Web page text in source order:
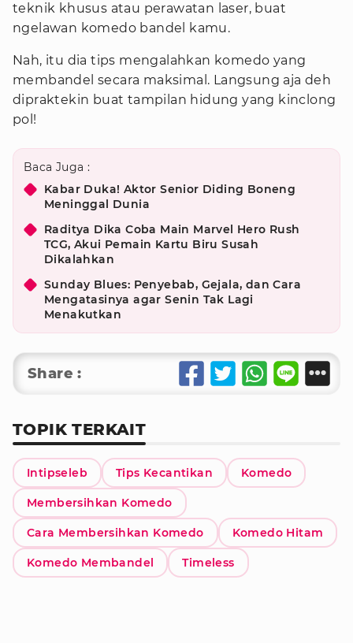
teknik khusus atau perawatan laser, buat
ngelawan komedo bandel kamu.
Nah, itu dia tips mengalahkan komedo yang
membandel secara maksimal. Langsung aja deh
dipraktekin buat tampilan hidung yang kinclong
pol!
Baca Juga :
Kabar Duka! Aktor Senior Diding Boneng
Meninggal Dunia
Raditya Dika Coba Main Marvel Hero Rush
TCG, Akui Pemain Kartu Biru Susah
Dikalahkan
Sunday Blues: Penyebab, Gejala, dan Cara
Mengatasinya agar Senin Tak Lagi
Menakutkan
Share :
TOPIK TERKAIT
Intipseleb Tips Kecantikan Komedo
Membersihkan Komedo
Cara Membersihkan Komedo Komedo Hitam
Komedo Membandel Timeless